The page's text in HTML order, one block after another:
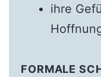
ihre
FORMALE